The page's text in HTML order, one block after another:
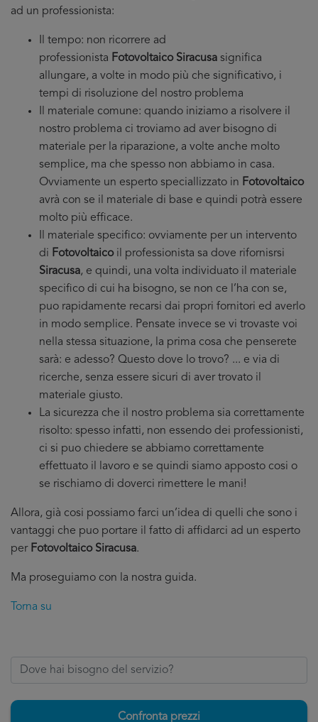
ad un professionista:
Il tempo: non ricorrere ad
professionista Fotovoltaico Siracusa significa
allungare, a volte in modo più che significativo, i
tempi di risoluzione del nostro problema
Il materiale comune: quando iniziamo a risolvere il
nostro problema ci troviamo ad aver bisogno di
materiale per la riparazione, a volte anche molto
semplice, ma che spesso non abbiamo in casa.
Ovviamente un esperto speciallizzato in Fotovoltaico
avrà con se il materiale di base e quindi potrà essere
molto più efficace.
Il materiale specifico: ovviamente per un intervento
di Fotovoltaicoil professionista sa dove rifornisrsi
Siracusa, e quindi, una volta individuato il materiale
specifico di cui ha bisogno, se non ce l’ha con se,
puo rapidamente recarsi dai propri fornitori ed averlo
in modo semplice. Pensate invece se vi trovaste voi
nella stessa situazione, la prima cosa che penserete
sarà: e adesso? Questo dove lo trovo? ... e via di
ricerche, senza essere sicuri di aver trovato il
materiale giusto.
La sicurezza che il nostro problema sia correttamente
risolto: spesso infatti, non essendo dei professionisti,
ci si puo chiedere se abbiamo correttamente
effettuato il lavoro e se quindi siamo apposto cosi o
se rischiamo di doverci rimettere le mani!
Allora, già cosi possiamo farci un’idea di quelli che sono i
vantaggi che puo portare il fatto di affidarci ad un esperto
per Fotovoltaico Siracusa.
Ma proseguiamo con la nostra guida.
Torna su
Confronta prezzi